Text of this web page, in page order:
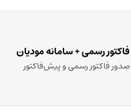
فاکتور رسمی + سامانه مودیان
صدور فاکتور رسمی و پیش‌فاکتور